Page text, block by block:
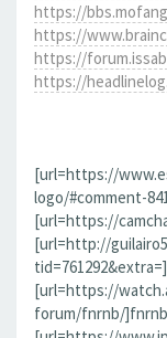
https://
https://
https://
https://
[url=https://
logo/#comment-
[url=https://
[url=http://
[url=https://
forum/fnrnb/